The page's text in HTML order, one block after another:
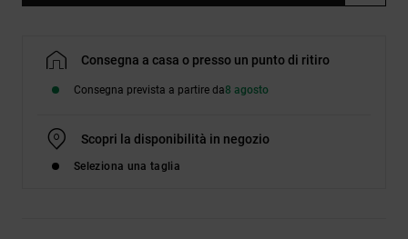
Consegna a casa o presso un punto di ritiro
Consegna prevista a partire da8 agosto
Scopri la disponibilità in negozio
Seleziona una taglia